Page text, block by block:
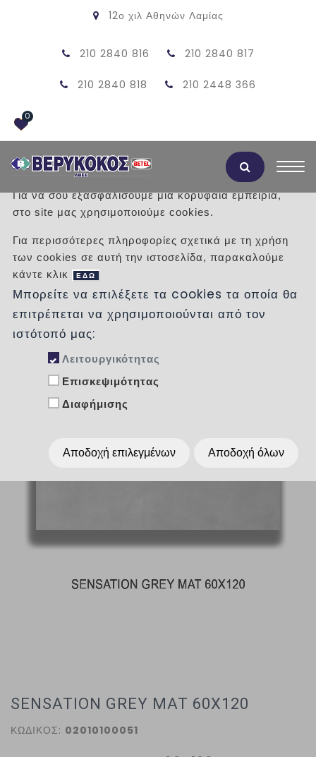
12ο χιλ Αθηνών Λαμίας
210 2840 816 210 2840 817
210 2840 818 210 2448 366
0
/ Προϊόντα / ΠΛΑΚΑΚΙΑ
ΔΑΠΕΔΟΥ
ΕΣΩΤΕΡΙΚΟΥ ΧΩΡΟΥ
SENSATION GREY MAT 60X120
ΚΩΔΙΚΟΣ: 02010100051
Αποδοχή Cookies
Για να σου εξασφαλίσουμε μια κορυφαία εμπειρία,
στο site μας χρησιμοποιούμε cookies.
Για περισσότερες πληροφορίες σχετικά με τη χρήση
των cookies σε αυτή την ιστοσελίδα, παρακαλούμε
κάντε κλικ
ΕΔΩ
Μπορείτε να επιλέξετε τα cookies τα οποία θα
επιτρέπεται να χρησιμοποιούνται από τον
ιστότοπό μας:
Λειτουργικότητας
Επισκεψιμότητας
Διαφήμισης
Αποδοχή επιλεγμένων Αποδοχή όλων